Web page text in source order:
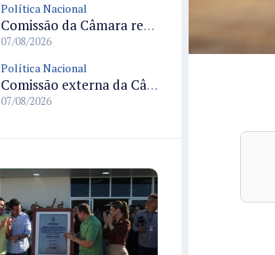
Política Nacional
Comissão da Câmara realiza audiência sobre apostas online para medir o tamanho do mercado ilegal
07/08/2026
Política Nacional
Comissão externa da Câmara convoca audiência pública sobre chuvas na Zona da Mata de Minas Gerais e impactos em Juiz de Fora
07/08/2026